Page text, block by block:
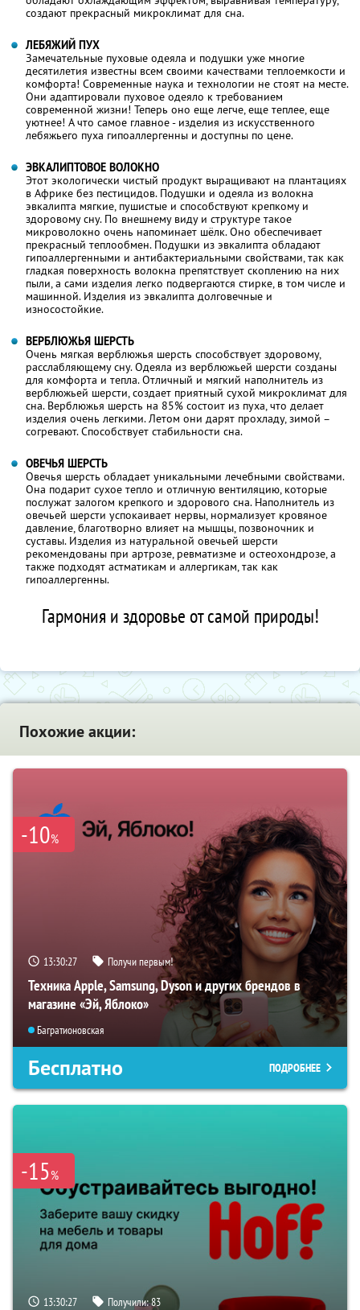
создают прекрасный микроклимат для сна.
ЛЕБЯЖИЙ ПУХ
Замечательные пуховые одеяла и подушки уже многие
десятилетия известны всем своими качествами теплоемкости и
комфорта! Современные наука и технологии не стоят на месте.
Они адаптировали пуховое одеяло к требованием
современной жизни! Теперь оно еще легче, еще теплее, еще
уютнее! А что самое главное - изделия из искусственного
лебяжьего пуха гипоаллергенны и доступны по цене.
ЭВКАЛИПТОВОЕ ВОЛОКНО
Этот экологически чистый продукт выращивают на плантациях
в Африке без пестицидов. Подушки и одеяла из волокна
эвкалипта мягкие, пушистые и способствуют крепкому и
здоровому сну. По внешнему виду и структуре такое
микроволокно очень напоминает шёлк. Оно обеспечивает
прекрасный теплообмен. Подушки из эвкалипта обладают
гипоаллергенными и антибактериальными свойствами, так как
гладкая поверхность волокна препятствует скоплению на них
пыли, а сами изделия легко подвергаются стирке, в том числе и
машинной. Изделия из эвкалипта долговечные и
износостойкие.
ВЕРБЛЮЖЬЯ ШЕРСТЬ
Очень мягкая верблюжья шерсть способствует здоровому,
расслабляющему сну. Одеяла из верблюжьей шерсти созданы
для комфорта и тепла. Отличный и мягкий наполнитель из
верблюжьей шерсти, создает приятный сухой микроклимат для
сна. Верблюжья шерсть на 85% состоит из пуха, что делает
изделия очень легкими. Летом они дарят прохладу, зимой –
согревают. Способствует стабильности сна.
ОВЕЧЬЯ ШЕРСТЬ
Овечья шерсть обладает уникальными лечебными свойствами.
Она подарит сухое тепло и отличную вентиляцию, которые
послужат залогом крепкого и здорового сна. Наполнитель из
овечьей шерсти успокаивает нервы, нормализует кровяное
давление, благотворно влияет на мышцы, позвоночник и
суставы. Изделия из натуральной овечьей шерсти
рекомендованы при артрозе, ревматизме и остеохондрозе, а
также подходят астматикам и аллергикам, так как
гипоаллергенны.
Гармония и здоровье от самой природы!
Похожие акции:
-10%
13:30:26 Получи первым!
Техника Apple, Samsung, Dyson и других брендов в
магазине «Эй, Яблоко»
Багратионовская
Бесплатно ПОДРОБНЕЕ
-15%
13:30:26 Получили:83